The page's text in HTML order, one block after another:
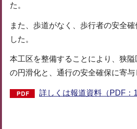
た。
また、歩道がなく、歩行者の安全
した。
本工区を整備することにより、狭
の円滑化と、通行の安全確保に寄与
詳しくは報道資料（PDF：